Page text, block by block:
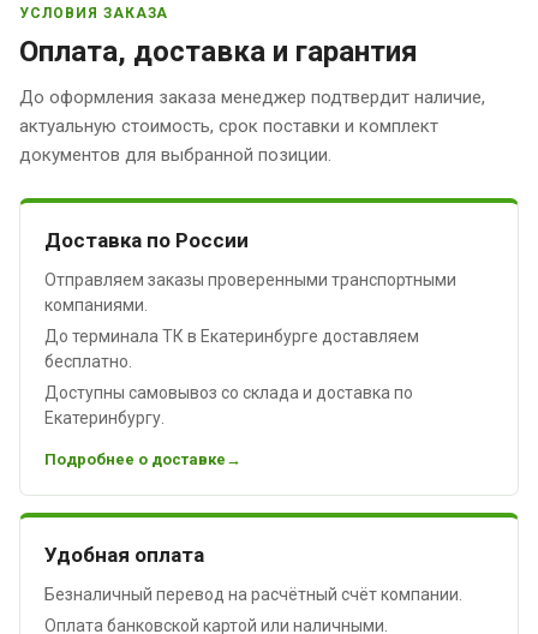
УСЛОВИЯ ЗАКАЗА
Оплата, доставка и гарантия
До оформления заказа менеджер подтвердит наличие,
актуальную стоимость, срок поставки и комплект
документов для выбранной позиции.
Доставка по России
Отправляем заказы проверенными транспортными
компаниями.
До терминала ТК в Екатеринбурге доставляем
бесплатно.
Доступны самовывоз со склада и доставка по
Екатеринбургу.
Подробнее о доставке
Удобная оплата
Безналичный перевод на расчётный счёт компании.
Оплата банковской картой или наличными.